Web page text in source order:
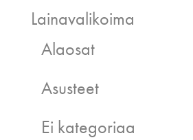
Lainavalikoima
Alaosat
Asusteet
Ei kategoriaa